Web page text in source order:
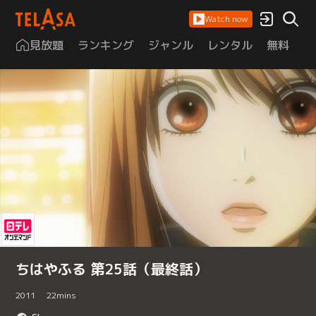
Watch now
見放題 ランキング ジャンル レンタル 無料
ちはやふる 第25話（最終話）
2011 22mins